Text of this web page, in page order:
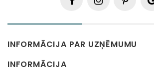
INFORMĀCIJA PAR UZŅĒMUMU
INFORMĀCIJA